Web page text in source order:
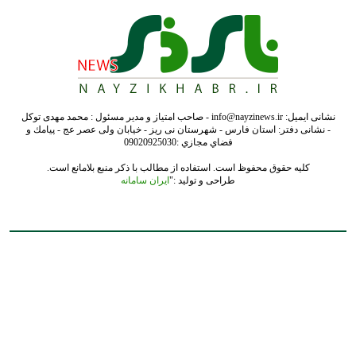
نشانی ایمیل: info@nayzinews.ir - صاحب امتیاز و مدیر مسئول : محمد مهدی توکل
- نشانی دفتر: استان فارس - شهرستان نی ریز - خیابان ولی عصر عج - پيامك و
فضاي مجازي :09020925030
کلیه حقوق محفوظ است. استفاده از مطالب با ذکر منبع بلامانع است.
طراحی و تولید :"ایران سامانه